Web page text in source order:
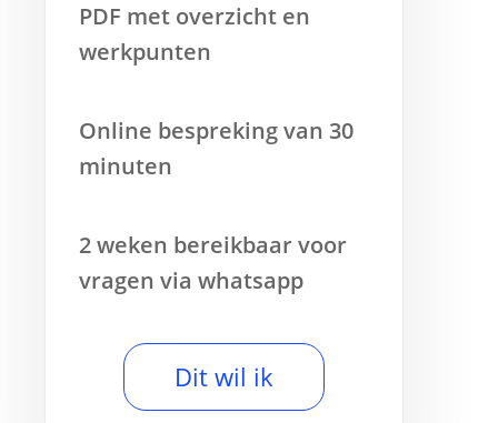
PDF met overzicht en
werkpunten
Online bespreking van 30
minuten
2 weken bereikbaar voor
vragen via whatsapp
Dit wil ik